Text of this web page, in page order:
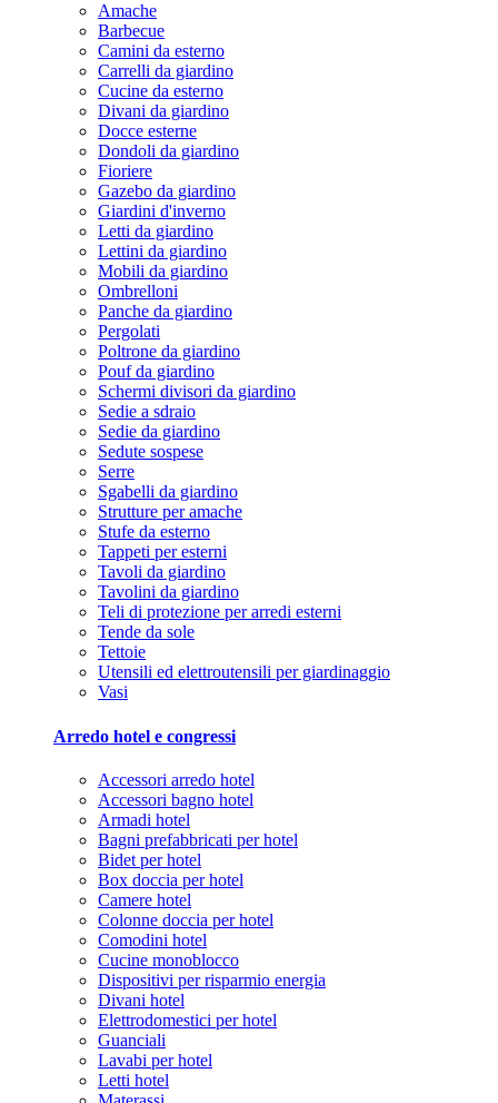
Amache
Barbecue
Camini da esterno
Carrelli da giardino
Cucine da esterno
Divani da giardino
Docce esterne
Dondoli da giardino
Fioriere
Gazebo da giardino
Giardini d'inverno
Letti da giardino
Lettini da giardino
Mobili da giardino
Ombrelloni
Panche da giardino
Pergolati
Poltrone da giardino
Pouf da giardino
Schermi divisori da giardino
Sedie a sdraio
Sedie da giardino
Sedute sospese
Serre
Sgabelli da giardino
Strutture per amache
Stufe da esterno
Tappeti per esterni
Tavoli da giardino
Tavolini da giardino
Teli di protezione per arredi esterni
Tende da sole
Tettoie
Utensili ed elettroutensili per giardinaggio
Vasi
Arredo hotel e congressi
Accessori arredo hotel
Accessori bagno hotel
Armadi hotel
Bagni prefabbricati per hotel
Bidet per hotel
Box doccia per hotel
Camere hotel
Colonne doccia per hotel
Comodini hotel
Cucine monoblocco
Dispositivi per risparmio energia
Divani hotel
Elettrodomestici per hotel
Guanciali
Lavabi per hotel
Letti hotel